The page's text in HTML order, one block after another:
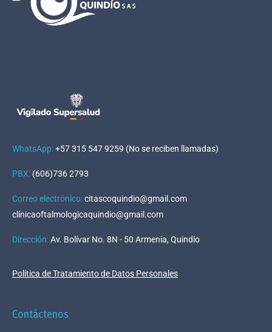
WhatsApp:+57 315 547 9259 (No se reciben llamadas)
PBX: (606)736 2793
Correo electrónico:citascoquindio@gmail.com
clínicaoftalmologicaquindio@gmail.com
Dirección:Av. Bolívar No. 8N - 50 Armenia, Quindío
Política de Tratamiento de Datos Personales
Contáctenos